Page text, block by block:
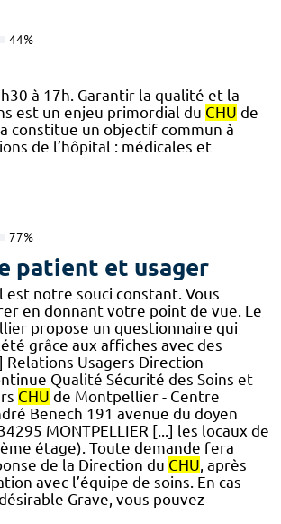
44%
à 17h. Garantir la qualité et la
est un enjeu primordial du CHU de
constitue un objectif commun à
de l’hôpital : médicales et
77%
patient et usager
est notre souci constant. Vous
en donnant votre point de vue. Le
propose un questionnaire qui
grâce aux affiches avec des
Relations Usagers Direction
Qualité Sécurité des Soins et
CHU de Montpellier - Centre
Benech 191 avenue du doyen
MONTPELLIER [...] les locaux de
étage). Toute demande fera
de la Direction du CHU , après
avec l’équipe de soins. En cas
Grave, vous pouvez